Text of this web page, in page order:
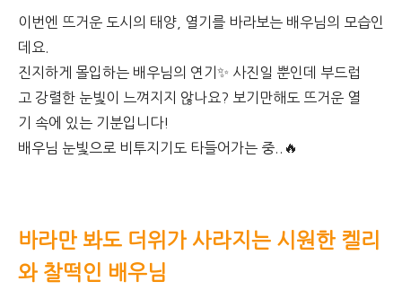
이번엔 뜨거운 도시의 태양, 열기를 바라보는 배우님의 모습인
데요.
진지하게 몰입하는 배우님의 연기✨ 사진일 뿐인데 부드럽
고 강렬한 눈빛이 느껴지지 않나요? 보기만해도 뜨거운 열
기 속에 있는 기분입니다!
배우님 눈빛으로 비투지기도 타들어가는 중..🔥
바라만 봐도 더위가 사라지는 시원한 켈리
와 찰떡인 배우님